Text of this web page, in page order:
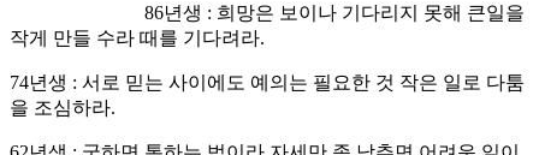
86년생 : 희망은 보이나 기다리지 못해 큰일을
작게 만들 수라 때를 기다려라.
74년생 : 서로 믿는 사이에도 예의는 필요한 것 작은 일로 다툼
을 조심하라.